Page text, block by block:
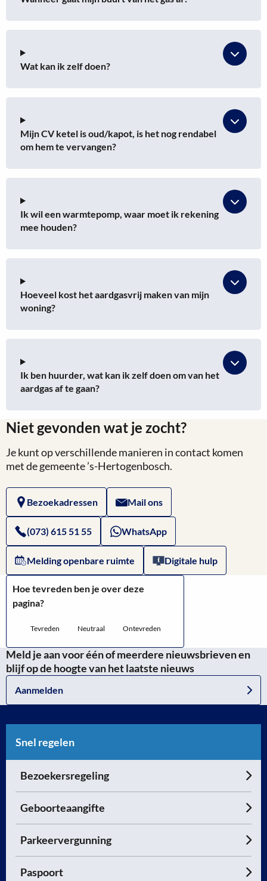
Wat kan ik zelf doen?
Mijn CV ketel is oud/kapot, is het nog rendabel
om hem te vervangen?
Ik wil een warmtepomp, waar moet ik rekening
mee houden?
Hoeveel kost het aardgasvrij maken van mijn
woning?
Ik ben huurder, wat kan ik zelf doen om van het
aardgas af te gaan?
Niet gevonden wat je zocht?
Je kunt op verschillende manieren in contact komen
met de gemeente ’s-Hertogenbosch.
Bezoekadressen Mail ons
(073) 615 51 55 WhatsApp
Melding openbare ruimte Digitale hulp
Hoe tevreden ben je over deze
pagina?
Tevreden Neutraal Ontevreden
Meld je aan voor één of meerdere nieuwsbrieven en
blijf op de hoogte van het laatste nieuws
Aanmelden
Snel regelen
Bezoekersregeling
Geboorteaangifte
Parkeervergunning
Paspoort